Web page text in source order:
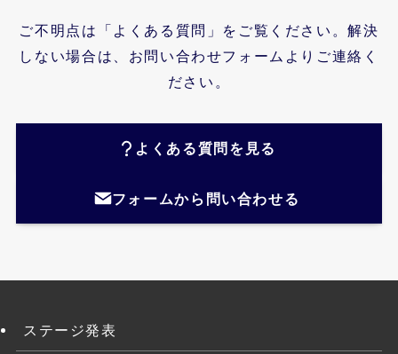
ご不明点は「よくある質問」をご覧ください。解決
しない場合は、お問い合わせフォームよりご連絡く
ださい。
よくある質問を見る
フォームから問い合わせる
ステージ発表